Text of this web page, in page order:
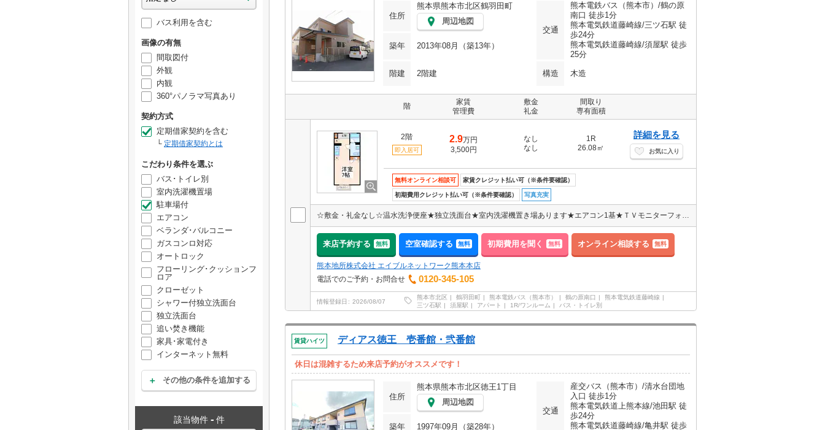
バス利用を含む
画像の有無
間取図付
外観
内観
360°パノラマ写真あり
契約方式
定期借家契約を含む
定期借家契約とは
こだわり条件を選ぶ
バス･トイレ別
室内洗濯機置場
駐車場付
エアコン
ベランダ･バルコニー
ガスコンロ対応
オートロック
フローリング･クッションフ
ロア
クローゼット
シャワー付独立洗面台
独立洗面台
追い焚き機能
家具･家電付き
インターネット無料
その他の条件を追加する
該当物件 - 件
住所
熊本県熊本市北区鶴羽田町
周辺地図
交通
熊本電鉄バス（熊本市）/鶴の原
南口 徒歩1分
熊本電気鉄道藤崎線/三ツ石駅 徒
歩24分
熊本電気鉄道藤崎線/須屋駅 徒歩
25分
築年 2013年08月（築13年）
階建 2階建 構造 木造
階
家賃
管理費
敷金
礼金
間取り
専有面積
2階
即入居可
2.9万円
3,500円
なし
なし
1R
26.08㎡
詳細を見る
お気に入り
無料オンライン相談可 家賃クレジット払い可（※条件要確認）
初期費用クレジット払い可（※条件要確認） 写真充実
☆敷金・礼金なし☆温水洗浄便座★独立洗面台★室内洗濯機置き場あります★エアコン1基★ＴＶモニターフォン★キッチンは1口のＩＨクッキングヒーター付★エレベーター付き
来店予約する 無料 空室確認する 無料 初期費用を聞く 無料 オンライン相談する 無料
熊本地所株式会社 エイブルネットワーク熊本本店
電話でのご予約・お問合せ
0120-345-105
情報登録日 2026/08/07
熊本市北区 鶴羽田町 熊本電鉄バス（熊本市） 鶴の原南口
熊本電気鉄道藤崎線
三ツ石駅
須屋駅 アパート 1R/ワンルーム バス・トイレ別
賃貸ハイツ ディアス徳王 壱番館・弐番館
休日は混雑するため来店予約がオススメです！
住所
熊本県熊本市北区徳王1丁目
周辺地図
交通
産交バス（熊本市）/清水台団地
入口 徒歩1分
熊本電気鉄道上熊本線/池田駅 徒
歩24分
熊本電気鉄道藤崎線/亀井駅 徒歩
築年 1997年09月（築28年）